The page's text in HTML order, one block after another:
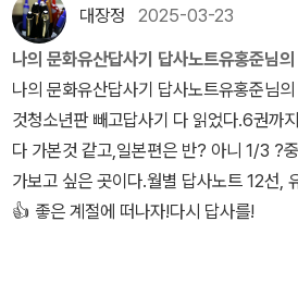
향산에도 꼭 가보고 싶다. 서산대사가, '금
못하고지리산은 장엄하나 수려하지 못하
려하다.' 라고 했다는 그 묘향산. 또 홍명
스승 정희랑을 찾아와 수도한 곳, 박경리
가는 도중 죽은 별당아씨를 묻은 곳, 황석
아버지 명근스님이 계셨던 곳도 모두 묘
폭발. 또 '유럽에서 바르바로이가 날뛰는
볼 수 있었으면 좋겠다..ㅠ마지막으로.. <
대장정 2025-03-23
나의 문화유산답사기 답사노트유홍준님
나의 문화유산답사기 답사노트유홍준님
것청소년판 빼고답사기 다 읽었다.6권까
다 가본것 같고,일본편은 반? 아니 1/3 ?
가보고 싶은 곳이다.월별 답사노트 12선,
👍 좋은 계절에 떠나자!다시 답사를!